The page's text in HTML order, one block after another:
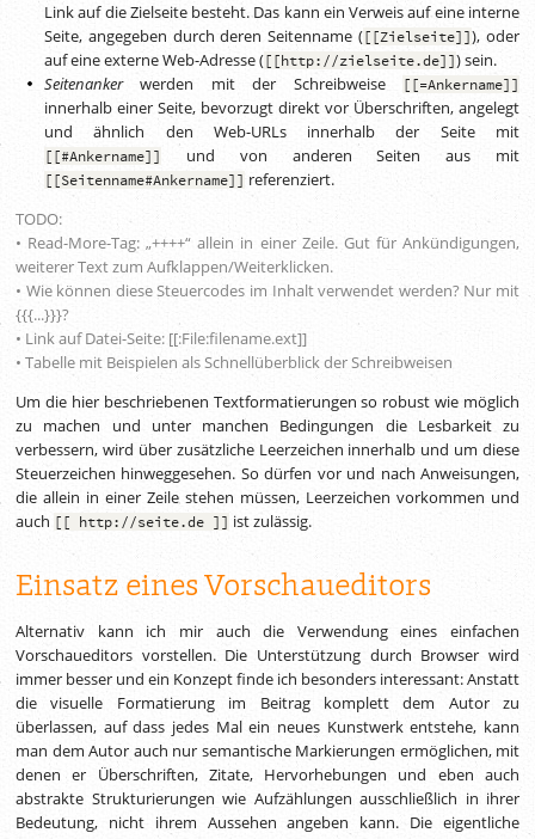
Link auf die Zielseite besteht. Das kann ein Verweis auf eine interne
Seite, angegeben durch deren Seitenname ([[Zielseite]]), oder
auf eine externe Web-Adresse ([[http://zielseite.de]]) sein.
Seitenankerwerden mit der Schreibweise [[=Ankername]]
innerhalb einer Seite, bevorzugt direkt vor Überschriften, angelegt
und ähnlich den Web-URLs innerhalb der Seite mit
[[#Ankername]] und von anderen Seiten aus mit
[[Seitenname#Ankername]] referenziert.
TODO:
• Read-More-Tag: „++++“ allein in einer Zeile. Gut für Ankündigungen,
weiterer Text zum Aufklappen/Weiterklicken.
• Wie können diese Steuercodes im Inhalt verwendet werden? Nur mit
{{{...}}}?
• Link auf Datei-Seite: [[:File:filename.ext]]
• Tabelle mit Beispielen als Schnellüberblick der Schreibweisen
Um die hier beschriebenen Textformatierungen so robust wie möglich
zu machen und unter manchen Bedingungen die Lesbarkeit zu
verbessern, wird über zusätzliche Leerzeichen innerhalb und um diese
Steuerzeichen hinweggesehen. So dürfen vor und nach Anweisungen,
die allein in einer Zeile stehen müssen, Leerzeichen vorkommen und
auch [[ http://seite.de ]] ist zulässig.
Einsatz eines Vorschaueditors
Alternativ kann ich mir auch die Verwendung eines einfachen
Vorschaueditors vorstellen. Die Unterstützung durch Browser wird
immer besser und ein Konzept finde ich besonders interessant: Anstatt
die visuelle Formatierung im Beitrag komplett dem Autor zu
überlassen, auf dass jedes Mal ein neues Kunstwerk entstehe, kann
man dem Autor auch nur semantische Markierungen ermöglichen, mit
denen er Überschriften, Zitate, Hervorhebungen und eben auch
abstrakte Strukturierungen wie Aufzählungen ausschließlich in ihrer
Bedeutung, nicht ihrem Aussehen angeben kann. Die eigentliche